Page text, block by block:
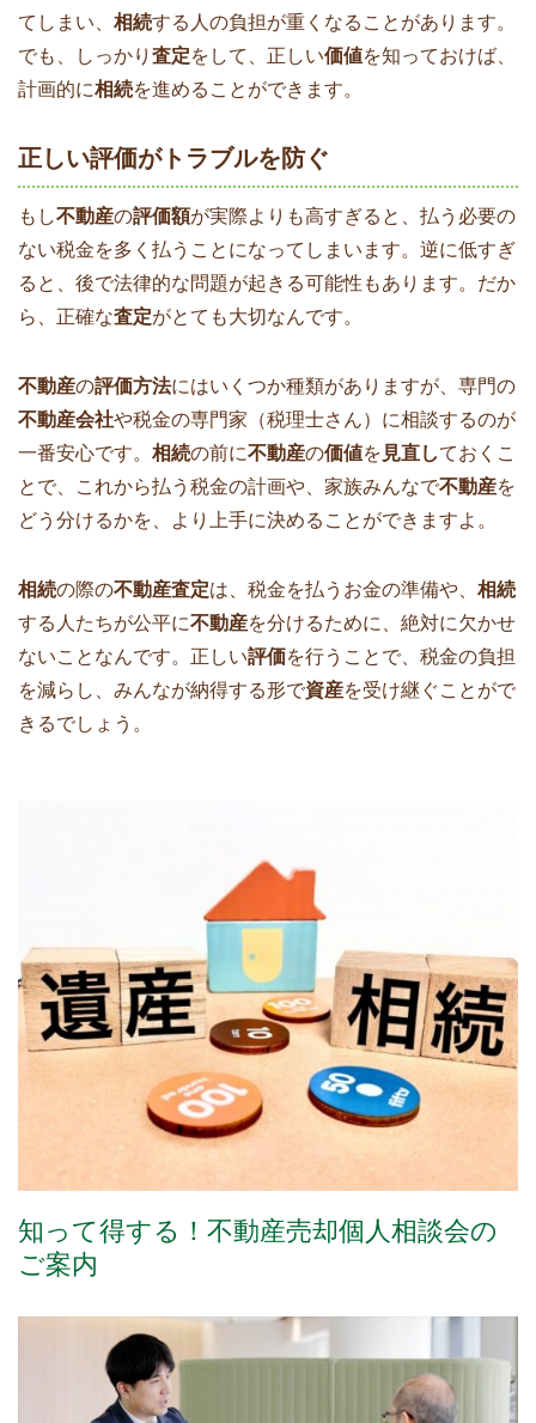
てしまい、 相続する人の負担が重くなることがあります。
でも、しっかり 査定をして、正しい価値を知っておけば、
計画的に相続を進めることができます。
正しい評価がトラブルを防ぐ
もし不動産の評価額が実際よりも高すぎると、払う必要の
ない税金を多く払うことになってしまいます。逆に低すぎ
ると、後で法律的な問題が起きる可能性もあります。だか
ら、正確な査定がとても大切なんです。
不動産の評価方法にはいくつか種類がありますが、専門の
不動産会社や税金の専門家（税理士さん）に相談するのが
一番安心です。 相続の前に不動産の価値を 見直しておくこ
とで、これから払う税金の計画や、家族みんなで不動産を
どう分けるかを、より上手に決めることができますよ。
相続の際の不動産査定は、税金を払うお金の準備や、 相続
する人たちが公平に不動産を分けるために、絶対に欠かせ
ないことなんです。正しい評価を行うことで、税金の負担
を減らし、みんなが納得する形で資産を受け継ぐことがで
きるでしょう。
知って得する！不動産売却個人相談会の
ご案内